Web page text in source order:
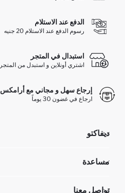
الدفع عند الاستلام
رسوم الدفع عند الاستلام 20 جنيه
استبدال في المتجر
اشتري أونلاين و استبدل من المتجر
إرجاع سهل و مجاني مع أرامكس
ارجاع في غضون 30 يوماً
ديفاكتو
تعرف علينا
GIFT CLUB
مساعدة
تواصل معنا